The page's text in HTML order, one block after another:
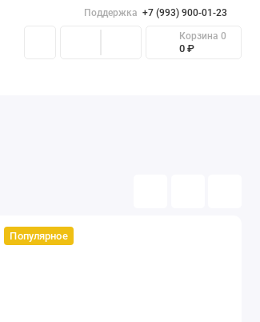
Поддержка +7 (993) 900-01-23
Корзина 0
0 ₽
Популярное